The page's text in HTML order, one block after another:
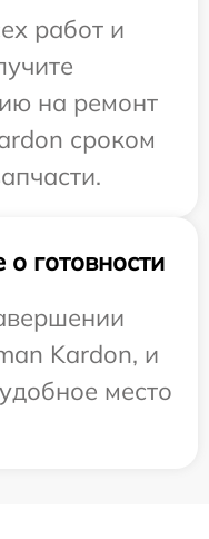
работ и
на ремонт
сроком
готовности
Kardon, и
место